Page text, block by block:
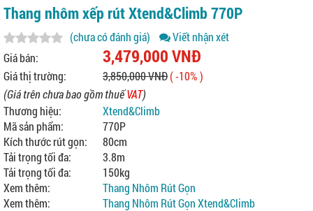
Thang nhôm xếp rút Xtend&Climb 770P
(chưa có đánh giá)
Viết nhận xét
Giá bán:
3,479,000 VNĐ
Giá thị trường: 3,850,000 VNĐ( -10% )
(Giá trên chưa bao gồm thuếVAT)
Thương hiệu:
Xtend&Climb
Mã sản phẩm:
770P
Kích thước rút gọn:
80cm
Tải trọng tối đa:
3.8m
Tải trọng tối đa:
150kg
Xem thêm:
Thang Nhôm Rút Gọn
Xem thêm:
Thang Nhôm Rút Gọn Xtend&Climb